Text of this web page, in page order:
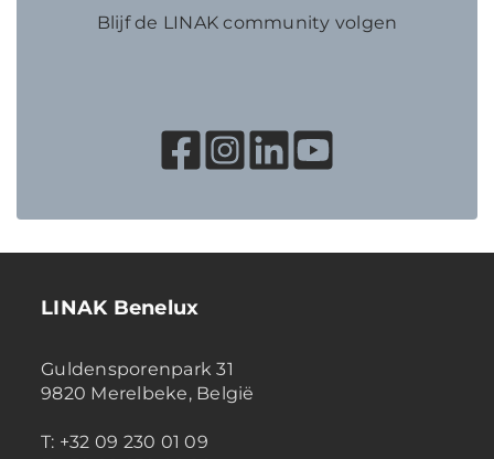
Blijf de LINAK community volgen
LINAK Benelux
Guldensporenpark 31
9820 Merelbeke, België
T: +32 09 230 01 09